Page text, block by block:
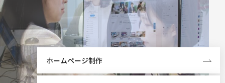
ホームページ制作